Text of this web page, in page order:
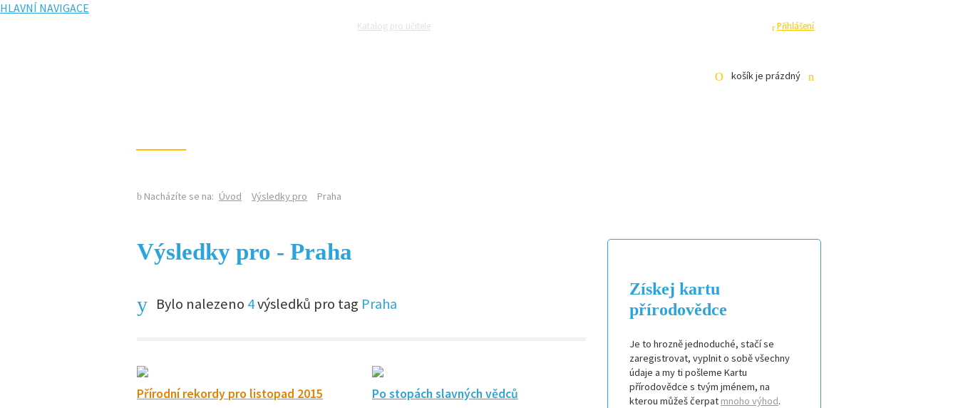
HLAVNÍ NAVIGACE
Přihlášení
Katalog pro učitele
košík je prázdný
Nacházíte se na: Úvod Výsledky pro Praha
Výsledky pro - Praha
Bylo nalezeno 4výsledků pro tag Praha
Přírodní rekordy pro listopad 2015 Po stopách slavných vědců
Získej kartu
přírodovědce
Je to hrozně jednoduché, stačí se
zaregistrovat, vyplnit o sobě všechny
údaje a my ti pošleme Kartu
přírodovědce s tvým jménem, na
kterou můžeš čerpat mnoho výhod.